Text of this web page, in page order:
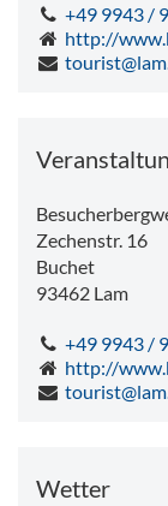
+49 9943 /
http://
Zechenstr. 16
Buchet
93462 Lam
+49 9943 /
http://
Wetter